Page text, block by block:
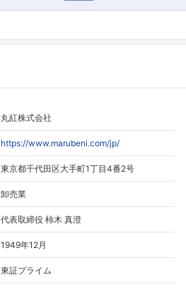
丸紅株式会社
https://www.marubeni.com/jp/
東京都千代田区大手町1丁目4番2号
卸売業
代表取締役 柿木 真澄
1949年12月
東証プライム